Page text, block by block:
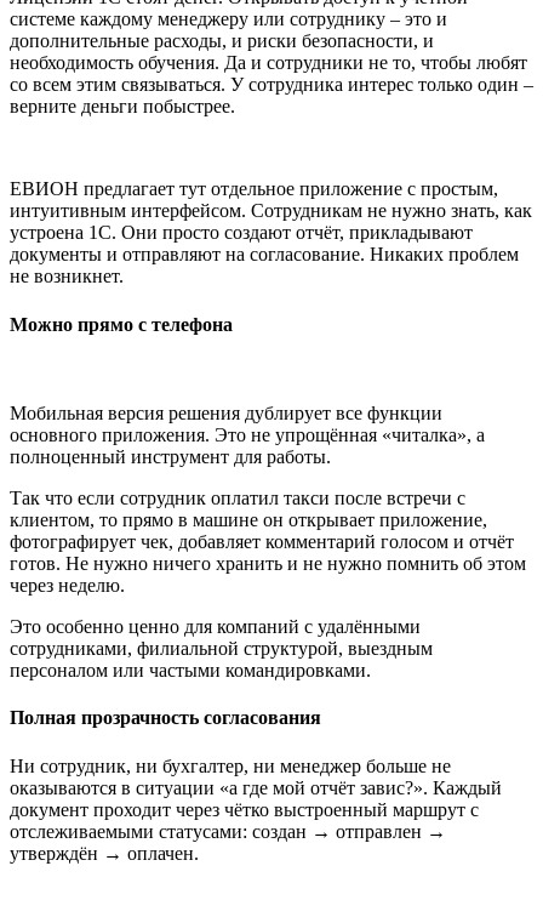
системе каждому менеджеру или сотруднику – это и
дополнительные расходы, и риски безопасности, и
необходимость обучения. Да и сотрудники не то, чтобы любят
со всем этим связываться. У сотрудника интерес только один –
верните деньги побыстрее.
ЕВИОН предлагает тут отдельное приложение с простым,
интуитивным интерфейсом. Сотрудникам не нужно знать, как
устроена 1С. Они просто создают отчёт, прикладывают
документы и отправляют на согласование. Никаких проблем
не возникнет.
Можно прямо с телефона
Мобильная версия решения дублирует все функции
основного приложения. Это не упрощённая «читалка», а
полноценный инструмент для работы.
Так что если сотрудник оплатил такси после встречи с
клиентом, то прямо в машине он открывает приложение,
фотографирует чек, добавляет комментарий голосом и отчёт
готов. Не нужно ничего хранить и не нужно помнить об этом
через неделю.
Это особенно ценно для компаний с удалёнными
сотрудниками, филиальной структурой, выездным
персоналом или частыми командировками.
Полная прозрачность согласования
Ни сотрудник, ни бухгалтер, ни менеджер больше не
оказываются в ситуации «а где мой отчёт завис?». Каждый
документ проходит через чётко выстроенный маршрут с
отслеживаемыми статусами: создан → отправлен →
утверждён → оплачен.